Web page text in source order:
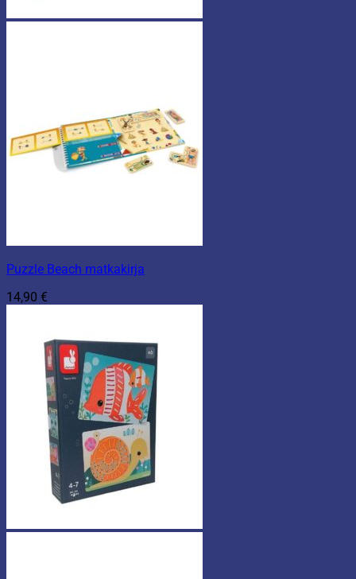
Puzzle Beach matkakirja
14,90 €